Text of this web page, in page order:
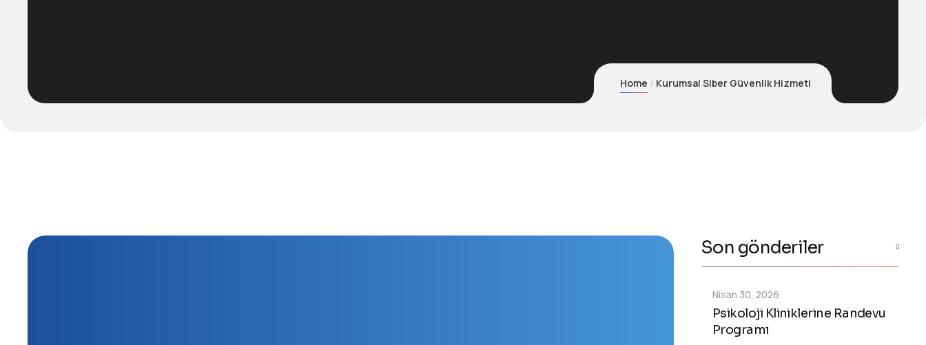
Home Kurumsal Siber Güvenlik Hizmeti
Son gönderiler
Psikoloji Kliniklerine Randevu
Programı
Nisan 30, 2026